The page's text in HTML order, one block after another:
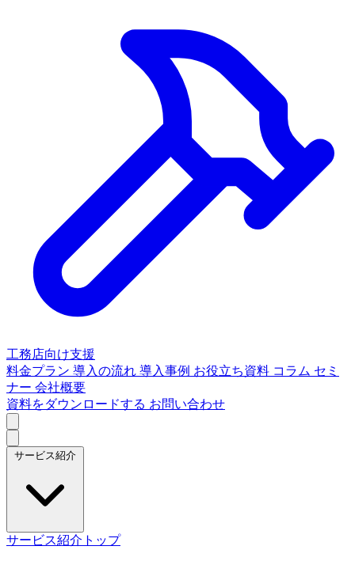
工務店向け支援
料金プラン 導入の流れ 導入事例 お役立ち資料 コラム セミ
ナー 会社概要
資料をダウンロードする お問い合わせ
サービス紹介トップ